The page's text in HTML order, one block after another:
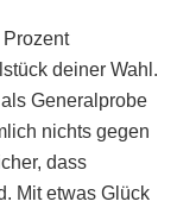
deiner Wahl.
Generalprobe
nichts gegen
dass
Mit etwas Glück